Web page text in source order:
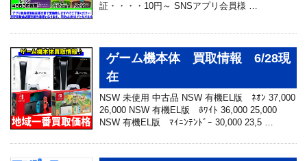
証・・・・10円～ SNSアプリ会員様 …
ゲーム機本体 買取情報 6/28現
在
NSW 未使用 中古品 NSW 有機EL版 ﾈｵﾝ 37,000
26,000 NSW 有機EL版 ﾎﾜｲﾄ 36,000 25,000
NSW 有機EL版 ﾏｲﾆﾝﾃﾝﾄﾞｰ 30,000 23,5 …